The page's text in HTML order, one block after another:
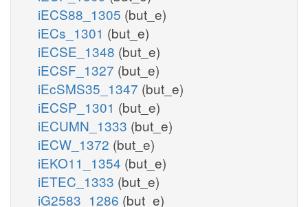
iECS88_1305 (but_e)
iECs_1301 (but_e)
iECSE_1348 (but_e)
iECSF_1327 (but_e)
iEcSMS35_1347 (but_e)
iECSP_1301 (but_e)
iECUMN_1333 (but_e)
iECW_1372 (but_e)
iEKO11_1354 (but_e)
iETEC_1333 (but_e)
iG2583_1286 (but_e)